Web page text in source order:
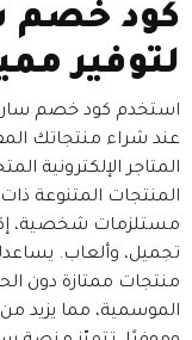
لتوفير
المتاجر
المنتجات المتنوعة ذات
مستلزمات شخصية،
تجميل، وألعاب.
منتجات ممتازة دون
الموسمية، مما يزيد